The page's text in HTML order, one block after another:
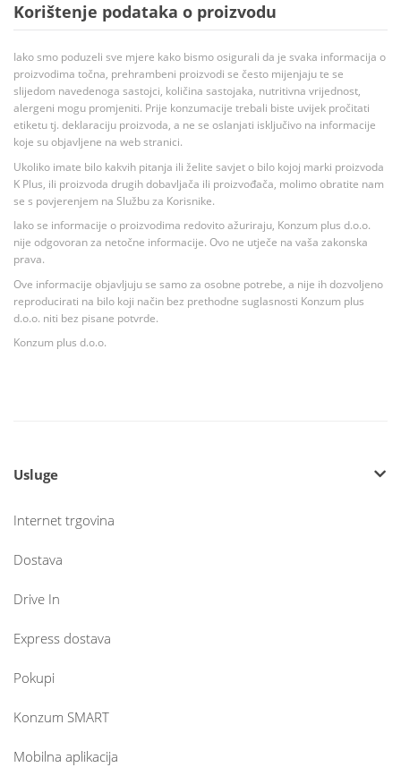
Korištenje podataka o proizvodu
Iako smo poduzeli sve mjere kako bismo osigurali da je svaka informacija o
proizvodima točna, prehrambeni proizvodi se često mijenjaju te se
slijedom navedenoga sastojci, količina sastojaka, nutritivna vrijednost,
alergeni mogu promjeniti. Prije konzumacije trebali biste uvijek pročitati
etiketu tj. deklaraciju proizvoda, a ne se oslanjati isključivo na informacije
koje su objavljene na web stranici.
Ukoliko imate bilo kakvih pitanja ili želite savjet o bilo kojoj marki proizvoda
K Plus, ili proizvoda drugih dobavljača ili proizvođača, molimo obratite nam
se s povjerenjem na Službu za Korisnike.
Iako se informacije o proizvodima redovito ažuriraju, Konzum plus d.o.o.
nije odgovoran za netočne informacije. Ovo ne utječe na vaša zakonska
prava.
Ove informacije objavljuju se samo za osobne potrebe, a nije ih dozvoljeno
reproducirati na bilo koji način bez prethodne suglasnosti Konzum plus
d.o.o. niti bez pisane potvrde.
Konzum plus d.o.o.
Usluge
Internet trgovina
Dostava
Drive In
Express dostava
Pokupi
Konzum SMART
Mobilna aplikacija